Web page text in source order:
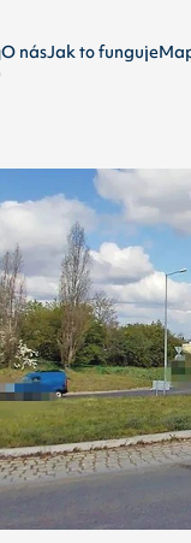
O násJak to funguje